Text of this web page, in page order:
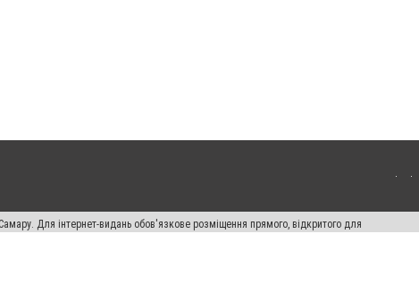
Для інтернет-видань обов'язкове розміщення прямого, відкритого для